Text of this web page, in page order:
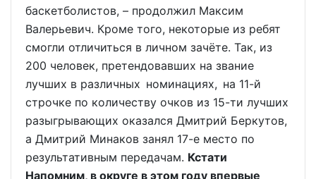
баскетболистов, – продолжил Максим
Валерьевич. Кроме того, некоторые из ребят
смогли отличиться в личном зачёте. Так, из
200 человек, претендовавших на звание
лучших в различных номинациях, на 11-й
строчке по количеству очков из 15-ти лучших
разыгрывающих оказался Дмитрий Беркутов,
а Дмитрий Минаков занял 17-е место по
результативным передачам. Кстати
Напомним, в округе в этом году впервые